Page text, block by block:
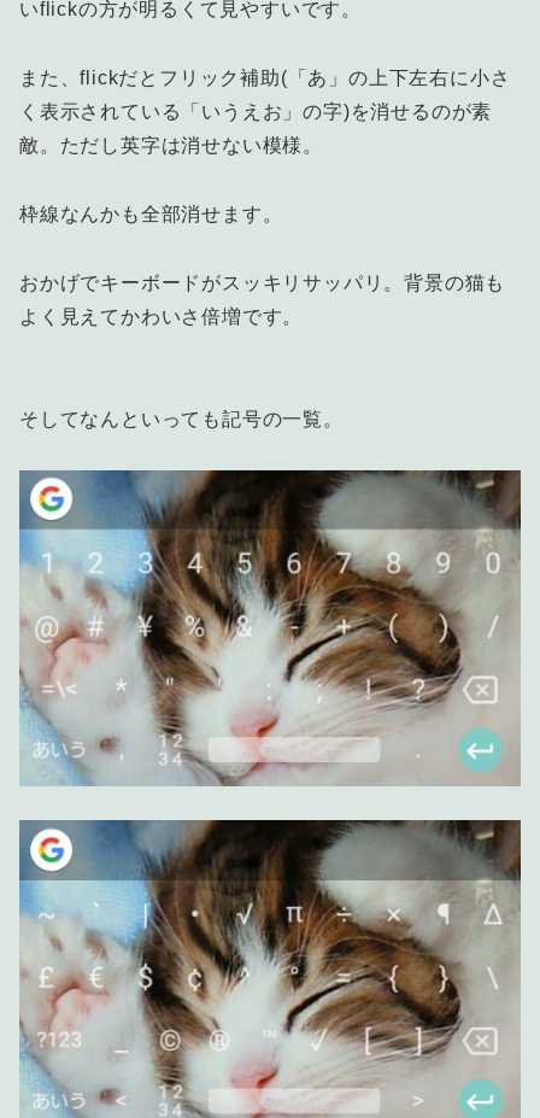
いflickの方が明るくて見やすいです。
また、flickだとフリック補助(「あ」の上下左右に小さ
く表示されている「いうえお」の字)を消せるのが素
敵。ただし英字は消せない模様。
枠線なんかも全部消せます。
おかげでキーボードがスッキリサッパリ。背景の猫も
よく見えてかわいさ倍増です。
そしてなんといっても記号の一覧。